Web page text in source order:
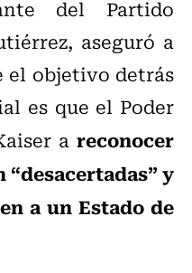
del Partido
aseguró a
el objetivo detrás
es que el Poder
a reconocer
“desacertadas” y
a un Estado de